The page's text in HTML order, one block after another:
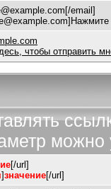
[/email]
]Нажмите
чтобы отправить
можно
[/url]
]значение[/url]